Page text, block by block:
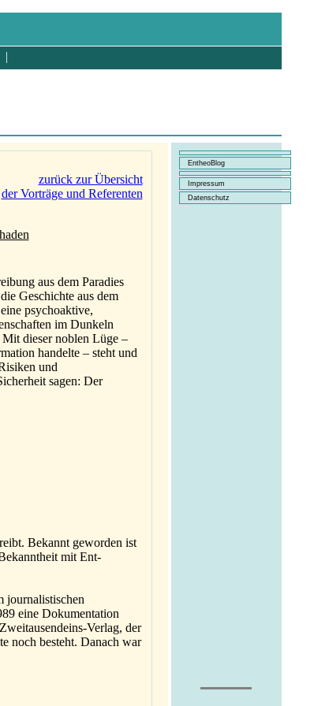
zurück zur Übersicht
der Vorträge und Referenten
aus dem Paradies
Geschichte aus dem
psychoaktive,
im Dunkeln
dieser noblen Lüge –
handelte – steht und
und
sagen: Der
Bekannt geworden ist
mit Ent-
journalistischen
eine Dokumentation
Verlag, der
noch besteht. Danach war
EntheoBlog
Impressum
Datenschutz